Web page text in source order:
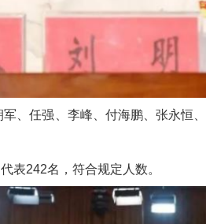
、任强、李峰、付海鹏、张永恒
表242名，符合规定人数。